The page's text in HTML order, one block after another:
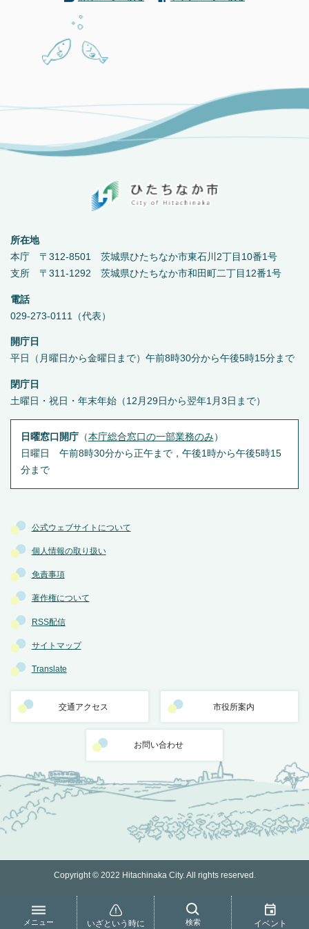
メニュー いざという時に 検索 イベント
公式ウェブサイトについて
個人情報の取り扱い
免責事項
著作権について
RSS配信
サイトマップ
Translate
交通アクセス 市役所案内
お問い合わせ
所在地
本庁 〒312-8501 茨城県ひたちなか市東石川2丁目10番1号
支所 〒311-1292 茨城県ひたちなか市和田町二丁目12番1号
電話
029-273-0111（代表）
開庁日
平日（月曜日から金曜日まで）午前8時30分から午後5時15分まで
閉庁日
土曜日・祝日・年末年始（12月29日から翌年1月3日まで）
日曜窓口開庁（本庁総合窓口の一部業務のみ ）
日曜日 午前8時30分から正午まで，午後1時から午後5時15
分まで
Copyright © 2022 Hitachinaka City. All rights reserved.